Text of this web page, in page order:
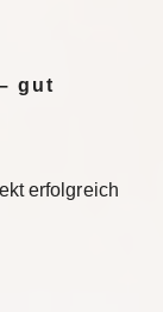
gut
erfolgreich